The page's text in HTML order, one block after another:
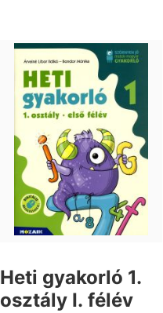
Heti gyakorló 1.
osztály I. félév